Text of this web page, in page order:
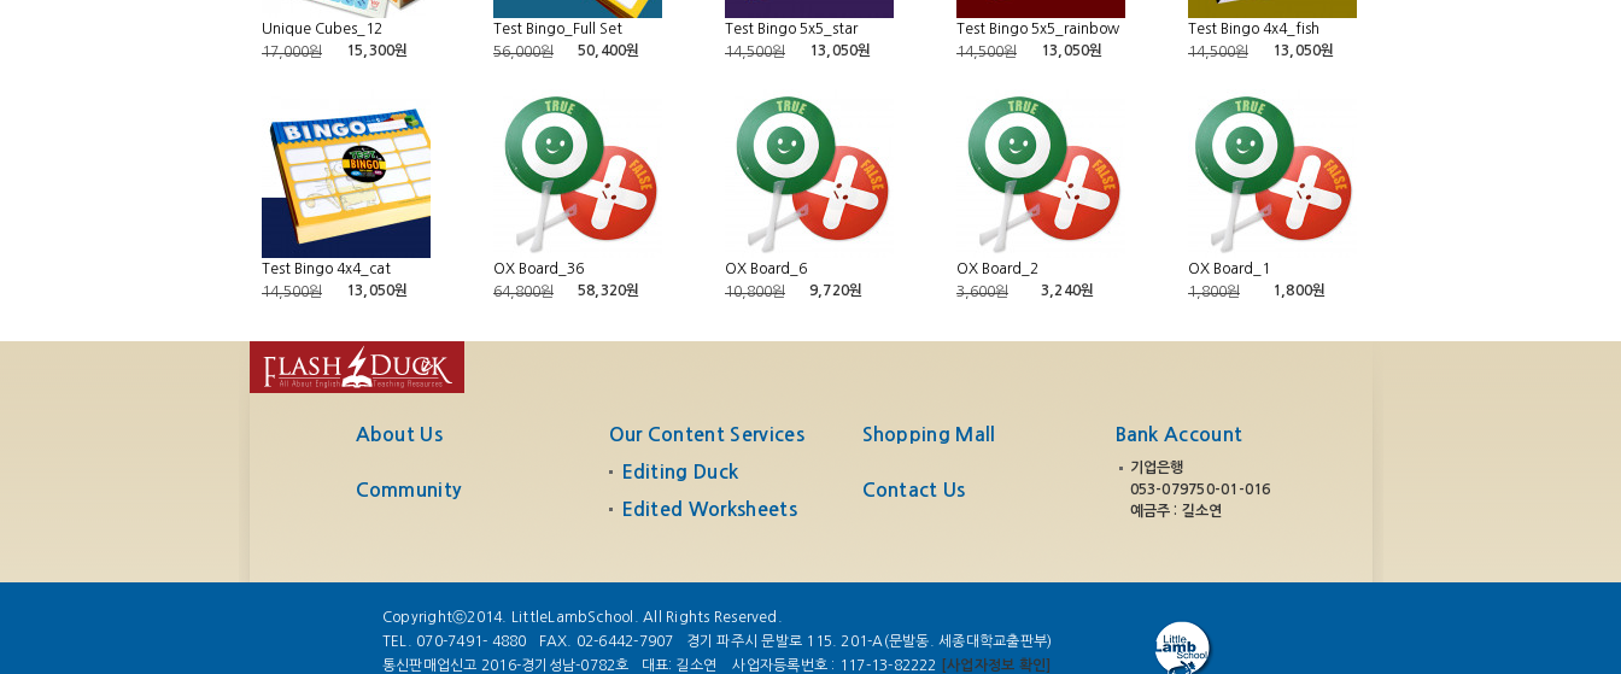
Unique Cubes_12
17,000원
15,300원
Test Bingo_Full Set
56,000원
50,400원
Test Bingo 5x5_star
14,500원
13,050원
Test Bingo 5x5_rainbow
14,500원
13,050원
Test Bingo 4x4_fish
14,500원
13,050원
Test Bingo 4x4_cat
14,500원
13,050원
OX Board_36
64,800원
58,320원
OX Board_6
10,800원
9,720원
OX Board_2
3,600원
3,240원
OX Board_1
1,800원
1,800원
About Us
Community
Our Content Services
Editing Duck
Edited Worksheets
Shopping Mall
Contact Us
Bank Account
기업은행
053-079750-01-016
예금주 : 길소연
Copyrightⓒ2014. LittleLambSchool. All Rights Reserved.
TEL. 070-7491- 4880
FAX. 02-6442-7907
경기 파주시 문발로 115. 201-A(문발동. 세종대학교출판부)
통신판매업신고 2016-경기성남-0782호
대표: 길소연 사업자등록번호 : 117-13-82222 [사업자정보 확인]